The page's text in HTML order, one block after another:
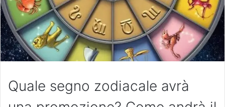
Quale segno zodiacale avrà